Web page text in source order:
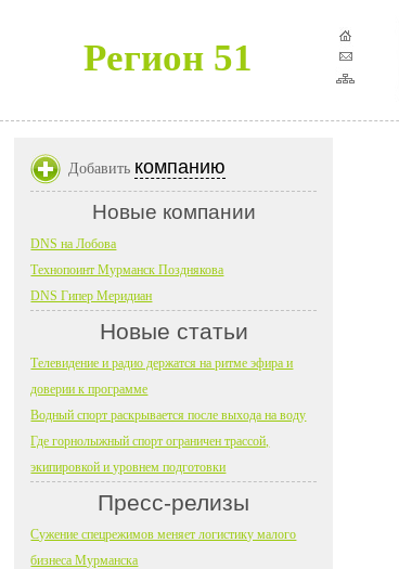
Регион 51
Добавить компанию
Новые компании
DNS на Лобова
Технопоинт Мурманск Позднякова
DNS Гипер Меридиан
Новые статьи
Телевидение и радио держатся на ритме эфира и
доверии к программе
Водный спорт раскрывается после выхода на воду
Где горнолыжный спорт ограничен трассой,
экипировкой и уровнем подготовки
Пресс-релизы
Сужение спецрежимов меняет логистику малого
бизнеса Мурманска